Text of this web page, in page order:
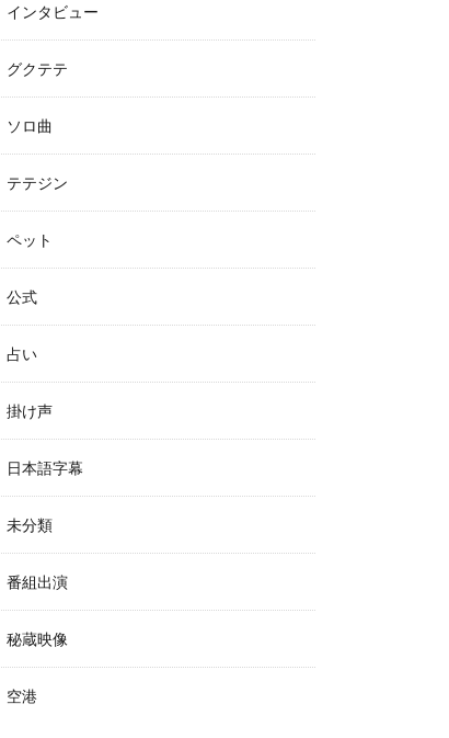
インタビュー
グクテテ
ソロ曲
テテジン
ペット
公式
占い
掛け声
日本語字幕
未分類
番組出演
秘蔵映像
空港